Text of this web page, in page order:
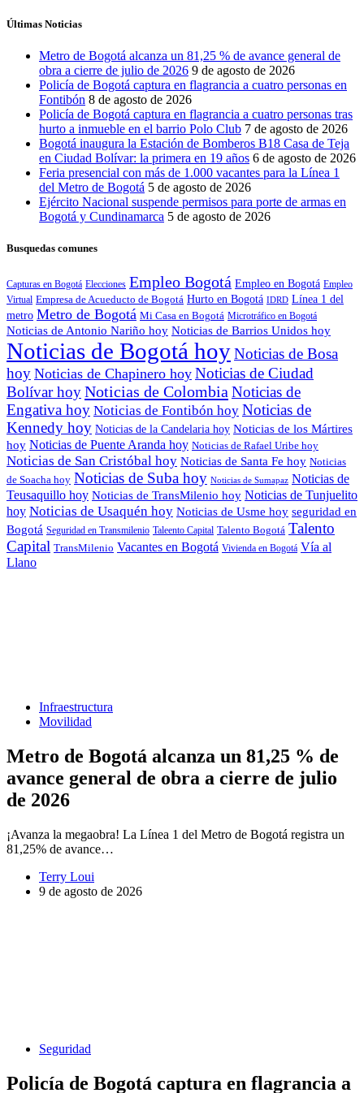
Últimas Noticias
Metro de Bogotá alcanza un 81,25 % de avance general de
obra a cierre de julio de 2026 9 de agosto de 2026
Policía de Bogotá captura en flagrancia a cuatro personas en
Fontibón 8 de agosto de 2026
Policía de Bogotá captura en flagrancia a cuatro personas tras
hurto a inmueble en el barrio Polo Club 7 de agosto de 2026
Bogotá inaugura la Estación de Bomberos B18 Casa de Teja
en Ciudad Bolívar: la primera en 19 años 6 de agosto de 2026
Feria presencial con más de 1.000 vacantes para la Línea 1
del Metro de Bogotá 5 de agosto de 2026
Ejército Nacional suspende permisos para porte de armas en
Bogotá y Cundinamarca 5 de agosto de 2026
Busquedas comunes
Capturas en Bogotá Elecciones Empleo Bogotá Empleo en Bogotá Empleo
Virtual Empresa de Acueducto de Bogotá Hurto en Bogotá IDRD Línea 1 del
metro Metro de Bogotá Mi Casa en Bogotá Microtráfico en Bogotá
Noticias de Antonio Nariño hoy Noticias de Barrios Unidos hoy
Noticias de Bogotá hoyNoticias de Bosa
hoy Noticias de Chapinero hoy Noticias de Ciudad
Bolívar hoyNoticias de Colombia Noticias de
Engativa hoy Noticias de Fontibón hoy Noticias de
Kennedy hoy Noticias de la Candelaria hoy Noticias de los Mártires
hoy Noticias de Puente Aranda hoy Noticias de Rafael Uribe hoy
Noticias de San Cristóbal hoy Noticias de Santa Fe hoy Noticias
de Soacha hoy Noticias de Suba hoy Noticias de Sumapaz Noticias de
Teusaquillo hoy Noticias de TransMilenio hoy Noticias de Tunjuelito
hoy Noticias de Usaquén hoy Noticias de Usme hoy seguridad en
Bogotá Seguridad en Transmilenio Taleento Capital Talento Bogotá Talento
Capital TransMilenio Vacantes en Bogotá Vivienda en Bogotá Vía al
Llano
Infraestructura
Movilidad
Metro de Bogotá alcanza un 81,25 % de
avance general de obra a cierre de julio
de 2026
¡Avanza la megaobra! La Línea 1 del Metro de Bogotá registra un
81,25% de avance…
Terry Loui
9 de agosto de 2026
Seguridad
Policía de Bogotá captura en flagrancia a